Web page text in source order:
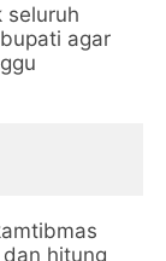
seluruh
agar
hitung